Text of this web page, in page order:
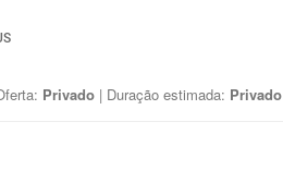
Privado | Duração estimada: Privado